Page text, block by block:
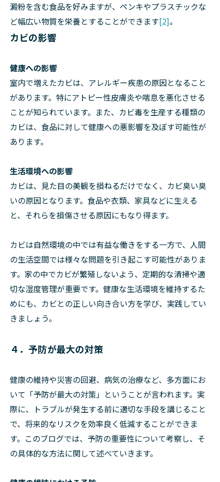
澱粉を含む食品を好みますが、ペンキやプラスチックな
ど幅広い物質を栄養とすることができます[2]。
カビの影響
健康への影響
室内で増えたカビは、アレルギー疾患の原因となること
があります。特にアトピー性皮膚炎や喘息を悪化させる
ことが知られています。また、カビ毒を生産する種類の
カビは、食品に対して健康への悪影響を及ぼす可能性が
あります。
生活環境への影響
カビは、見た目の美観を損ねるだけでなく、カビ臭い臭
いの原因となります。食品や衣類、家具などに生える
と、それらを損傷させる原因にもなり得ます。
カビは自然環境の中では有益な働きをする一方で、人間
の生活空間では様々な問題を引き起こす可能性がありま
す。家の中でカビが繁殖しないよう、定期的な清掃や適
切な湿度管理が重要です。健康な生活環境を維持するた
めにも、カビとの正しい向き合い方を学び、実践してい
きましょう。
４．予防が最大の対策
健康の維持や災害の回避、病気の治療など、多方面にお
いて「予防が最大の対策」ということが言われます。実
際に、トラブルが発生する前に適切な手段を講じること
で、将来的なリスクを効率良く低減することができま
す。このブログでは、予防の重要性について考察し、そ
の具体的な方法に関して述べていきます。